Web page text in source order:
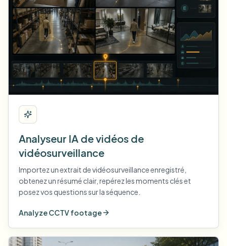
Analyseur IA de vidéos de
vidéosurveillance
Importez un extrait de vidéosurveillance enregistré,
obtenez un résumé clair, repérez les moments clés et
posez vos questions sur la séquence.
Analyze CCTV footage